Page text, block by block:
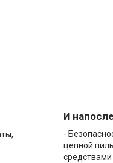
И
-
цепной
средствами